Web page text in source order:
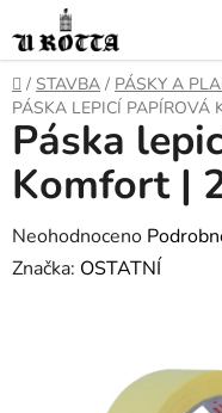
na
obsah
DOMŮ
/ STAVBA / PÁSKY A
PÁSKA LEPICÍ PAPÍROVÁ
Páska
Komfort |
Průměrné
hodnocení
Neohodnoceno
Značka: OSTATNÍ